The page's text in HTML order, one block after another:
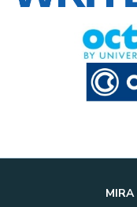
MIRA